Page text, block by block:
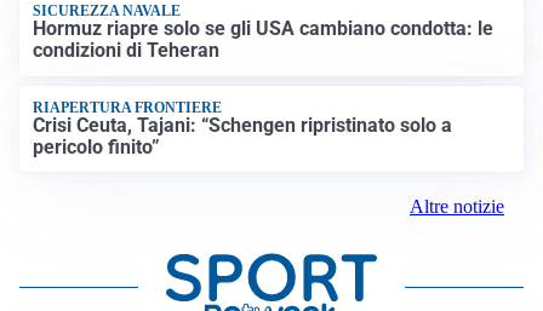
SICUREZZA NAVALE
Hormuz riapre solo se gli USA cambiano condotta: le
condizioni di Teheran
RIAPERTURA FRONTIERE
Crisi Ceuta, Tajani: “Schengen ripristinato solo a
pericolo finito”
Altre notizie